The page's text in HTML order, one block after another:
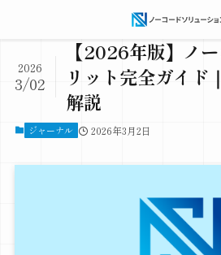
【2026年版】ノ
リット完全ガイド
解説
2026
3/02
ジャーナル 2026年3月2日